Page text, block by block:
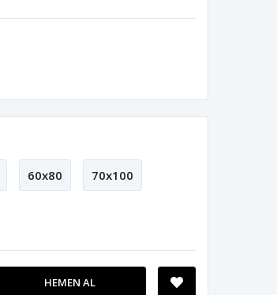
60x80 70x100
HEMEN AL